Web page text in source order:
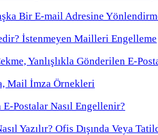
Bir E-mail Adresine
İstenmeyen Mailleri Engelleme
Yanlışlıkla Gönderilen E-
Mail İmza Örnekleri
Postalar Nasıl Engellenir?
Yazılır? Ofis Dışında Veya